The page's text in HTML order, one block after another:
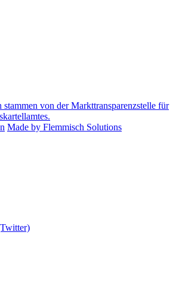
stammen von der Markttransparenzstelle für
Made by Flemmisch Solutions